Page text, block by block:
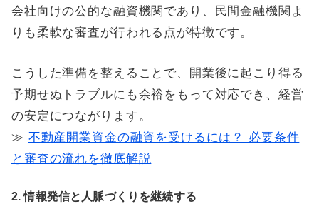
会社向けの公的な融資機関であり、民間金融機関よ
りも柔軟な審査が行われる点が特徴です。
こうした準備を整えることで、開業後に起こり得る
予期せぬトラブルにも余裕をもって対応でき、経営
の安定につながります。
≫ 不動産開業資金の融資を受けるには？ 必要条件
と審査の流れを徹底解説
2. 情報発信と人脈づくりを継続する